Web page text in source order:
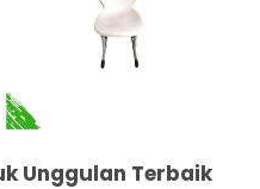
Unggulan Terbaik